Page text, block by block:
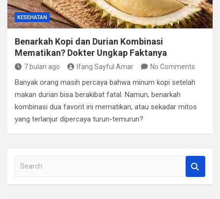
KESEHATAN
Benarkah Kopi dan Durian Kombinasi
Mematikan? Dokter Ungkap Faktanya
7 bulan ago Ifang Sayful Amar No Comments
Banyak orang masih percaya bahwa minum kopi setelah
makan durian bisa berakibat fatal. Namun, benarkah
kombinasi dua favorit ini mematikan, atau sekadar mitos
yang terlanjur dipercaya turun-temurun?
a